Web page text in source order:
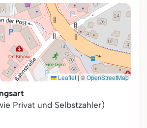
Leaflet |©OpenStreetMap
Privat und Selbstzahler)